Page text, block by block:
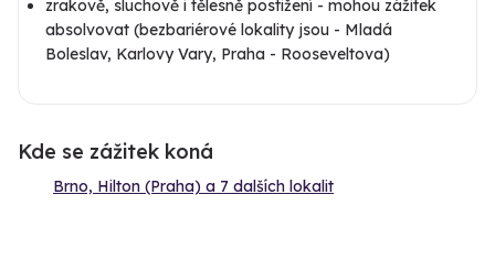
zrakově, sluchově i tělesně postižení - mohou zážitek
absolvovat (bezbariérové lokality jsou - Mladá
Boleslav, Karlovy Vary, Praha - Rooseveltova)
Kde se zážitek koná
Brno, Hilton (Praha) a 7 dalších lokalit